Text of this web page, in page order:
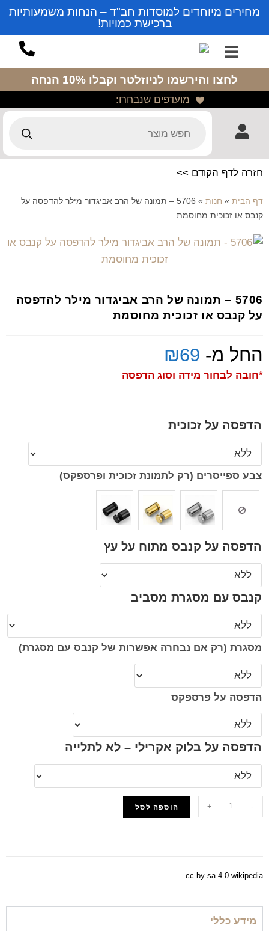
מחירים מיוחדים למוסדות חב"ד – הנחות משמעותיות
ברכישת כמויות!
לחצו והירשמו לניוזלטר וקבלו 10% הנחה
מועדפים שנבחרו:
חזרה לדף הקודם >>
דף הבית » חנות »
5706 – תמונה של הרב אביגדור מילר להדפסה על
קנבס או זכוכית מחוסמת
5706 – תמונה של הרב אביגדור מילר להדפסה
על קנבס או זכוכית מחוסמת
החל מ- ₪69
*חובה לבחור מידה וסוג הדפסה
הדפסה על זכוכית
צבע ספייסרים (רק לתמונת זכוכית ופרספקס)
הדפסה על קנבס מתוח על עץ
קנבס עם מסגרת מסביב
מסגרת (רק אם נבחרה אפשרות של קנבס עם מסגרת)
הדפסה על פרספקס
הדפסה על בלוק אקרילי – לא לתלייה
-
+ הוספה לסל
cc by sa 4.0 wikipedia
מידע כללי